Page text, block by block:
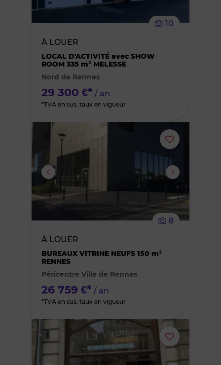
10
À LOUER
LOCAL D'ACTIVITÉ avec SHOW
ROOM 335 m² MELESSE
Nord de Rennes
29 300 €* / an
*TVA en sus, taux en vigueur
Ajouter
ou
supprimer
8
À LOUER
BUREAUX VITRINE NEUFS 150 m²
RENNES
Péricentre Ville de Rennes
26 759 €* / an
*TVA en sus, taux en vigueur
Ajouter
ou